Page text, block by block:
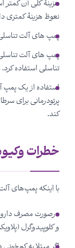
هزینۀ کلی آن کمتر
نعوظ هزینۀ کمتری
پمپ های آلت
پمپ های آلت
تناسلی استفاده
استفاده از یک پمپ
پرتودرمانی برای
کند.
خطرات
با اینکه پمپ‌های
درصورت مصرف
و کلوپیدوگرل